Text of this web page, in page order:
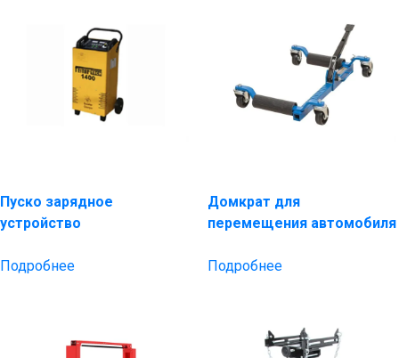
Пуско зарядное
устройство
Подробнее
Домкрат для
перемещения автомобиля
Подробнее